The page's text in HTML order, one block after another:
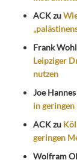
ACKzu
Frank
Leipziger
nutzen
Joe Hannes
in
ACKzu
geringen
Wolfram